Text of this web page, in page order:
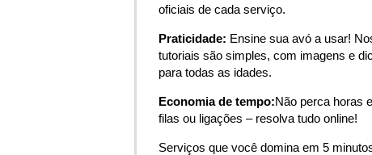
oficiais de cada serviço.
Praticidade: Ensine sua avó a usar!
tutoriais são simples, com imagens e
para todas as idades.
Economia de tempo:Não perca horas
filas ou ligações – resolva tudo online!
Serviços que você domina em 5